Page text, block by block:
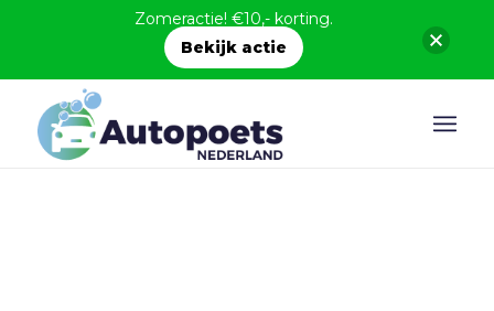
Zomeractie! €10,- korting.
Bekijk actie